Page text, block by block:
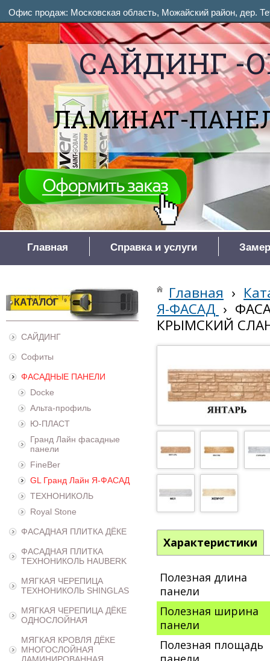
САЙДИНГ -
ЛАМИНАТ-
Офис продаж: Московская область, Можайский район, дер.
Главная Справка и услуги
КАТАЛОГ
САЙДИНГ
Софиты
ФАСАДНЫЕ ПАНЕЛИ
Docke
Альта-профиль
Ю-ПЛАСТ
Гранд Лайн фасадные
панели
FineBer
GL Гранд Лайн Я-ФАСАД
ТЕХНОНИКОЛЬ
Royal Stone
ФАСАДНАЯ ПЛИТКА ДЁКЕ
ФАСАДНАЯ ПЛИТКА
ТЕХНОНИКОЛЬ HAUBERK
МЯГКАЯ ЧЕРЕПИЦА
ТЕХНОНИКОЛЬ SHINGLAS
МЯГКАЯ ЧЕРЕПИЦА ДЁКЕ
ОДНОСЛОЙНАЯ
МЯГКАЯ КРОВЛЯ ДЁКЕ
МНОГОСЛОЙНАЯ
Главная ›
Я-ФАСАД ›
КРЫМСКИЙ
Характеристики
Полезная длина
панели
Полезная ширина
панели
Полезная площадь